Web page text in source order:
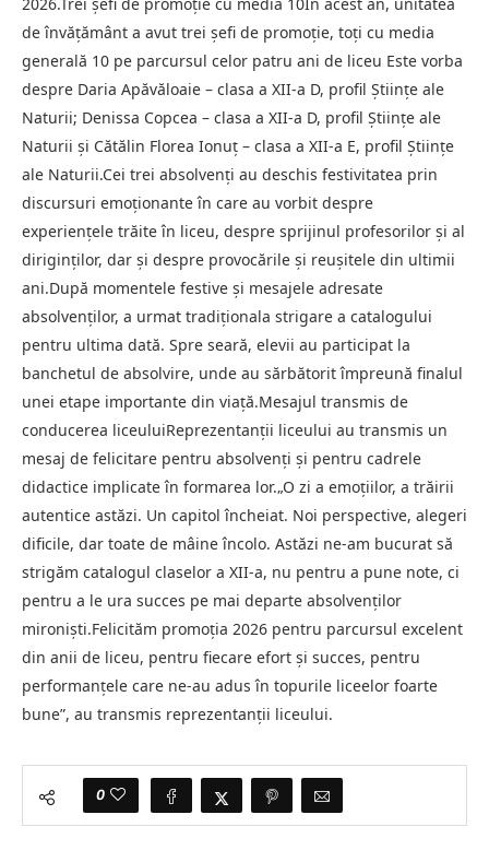
2026.Trei șefi de promoție cu media 10În acest an, unitatea
de învățământ a avut trei șefi de promoție, toți cu media
generală 10 pe parcursul celor patru ani de liceu Este vorba
despre Daria Apăvăloaie – clasa a XII-a D, profil Științe ale
Naturii; Denissa Copcea – clasa a XII-a D, profil Științe ale
Naturii și Cătălin Florea Ionuț – clasa a XII-a E, profil Științe
ale Naturii.Cei trei absolvenți au deschis festivitatea prin
discursuri emoționante în care au vorbit despre
experiențele trăite în liceu, despre sprijinul profesorilor și al
diriginților, dar și despre provocările și reușitele din ultimii
ani.După momentele festive și mesajele adresate
absolvenților, a urmat tradiționala strigare a catalogului
pentru ultima dată. Spre seară, elevii au participat la
banchetul de absolvire, unde au sărbătorit împreună finalul
unei etape importante din viață.Mesajul transmis de
conducerea liceuluiReprezentanții liceului au transmis un
mesaj de felicitare pentru absolvenți și pentru cadrele
didactice implicate în formarea lor.„O zi a emoțiilor, a trăirii
autentice astăzi. Un capitol încheiat. Noi perspective, alegeri
dificile, dar toate de mâine încolo. Astăzi ne-am bucurat să
strigăm catalogul claselor a XII-a, nu pentru a pune note, ci
pentru a le ura succes pe mai departe absolvenților
mironiști.Felicităm promoția 2026 pentru parcursul excelent
din anii de liceu, pentru fiecare efort și succes, pentru
performanțele care ne-au adus în topurile liceelor foarte
bune”, au transmis reprezentanții liceului.
0